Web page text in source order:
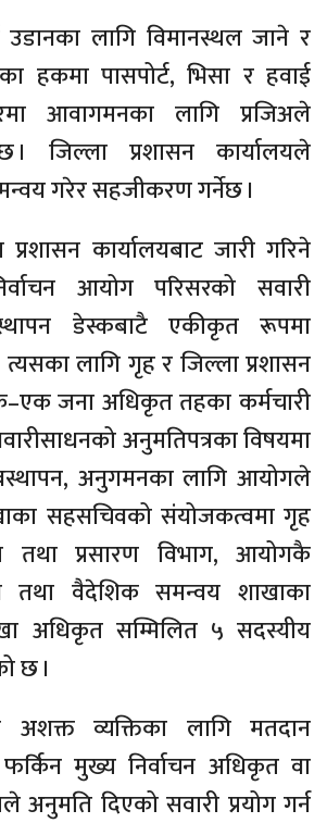
उडानका लागि विमानस्थल जाने र
हकमा पासपोर्ट, भिसा र हवाई
आवागमनका लागि प्रजिअले
। जिल्ला प्रशासन कार्यालयले
गरेर सहजीकरण गर्नेछ ।
कार्यालयबाट जारी गरिने
आयोग परिसरको सवारी
डेस्कबाटै एकीकृत रूपमा
लागि गृह र जिल्ला प्रशासन
जना अधिकृत तहका कर्मचारी
अनुमतिपत्रका विषयमा
अनुगमनका लागि आयोगले
सहसचिवको संयोजकत्वमा गृह
तथा प्रसारण विभाग, आयोगकै
तथा वैदेशिक समन्वय शाखाका
अधिकृत सम्मिलित ५ सदस्यीय
छ ।
अशक्त व्यक्तिका लागि मतदान
मुख्य निर्वाचन अधिकृत वा
अनुमति दिएको सवारी प्रयोग गर्न